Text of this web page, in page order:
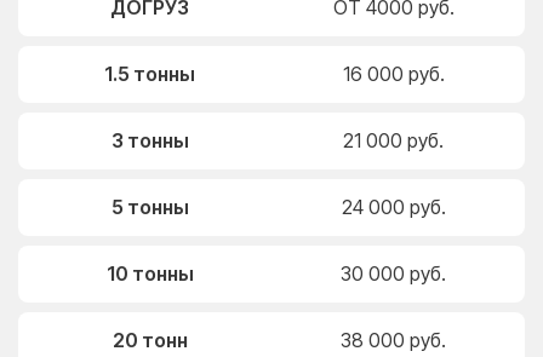
ДОГРУЗ ОТ 4000 руб.
1.5 тонны 16 000 руб.
3 тонны 21 000 руб.
5 тонны 24 000 руб.
10 тонны 30 000 руб.
20 тонн 38 000 руб.